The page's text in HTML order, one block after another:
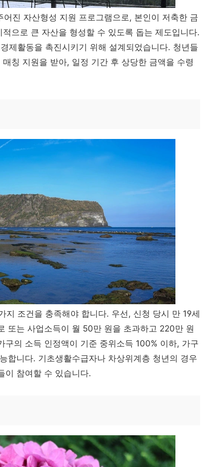
진 자산형성 지원 프로그램으로, 본인이 저축한 금
으로 큰 자산을 형성할 수 있도록 돕는 제도입니다.
제활동을 촉진시키기 위해 설계되었습니다. 청년들
칭 지원을 받아, 일정 기간 후 상당한 금액을 수령
지 조건을 충족해야 합니다. 우선, 신청 당시 만 19세
또는 사업소득이 월 50만 원을 초과하고 220만 원
구의 소득 인정액이 기준 중위소득 100% 이하, 가구
합니다. 기초생활수급자나 차상위계층 청년의 경우
이 참여할 수 있습니다.